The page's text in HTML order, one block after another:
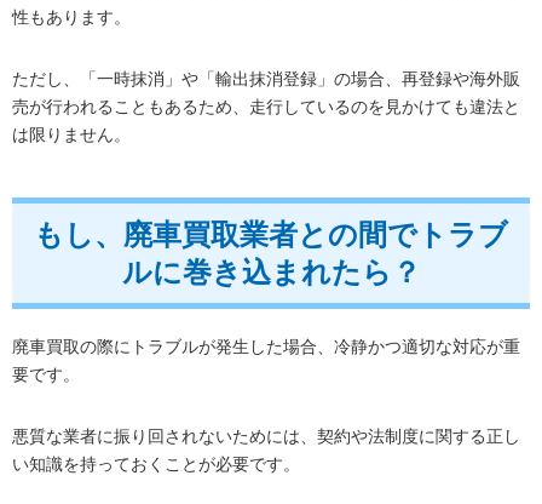
性もあります。
ただし、「一時抹消」や「輸出抹消登録」の場合、再登録や海外販
売が行われることもあるため、走行しているのを見かけても違法と
は限りません。
もし、廃車買取業者との間でトラブ
ルに巻き込まれたら？
廃車買取の際にトラブルが発生した場合、冷静かつ適切な対応が重
要です。
悪質な業者に振り回されないためには、契約や法制度に関する正し
い知識を持っておくことが必要です。